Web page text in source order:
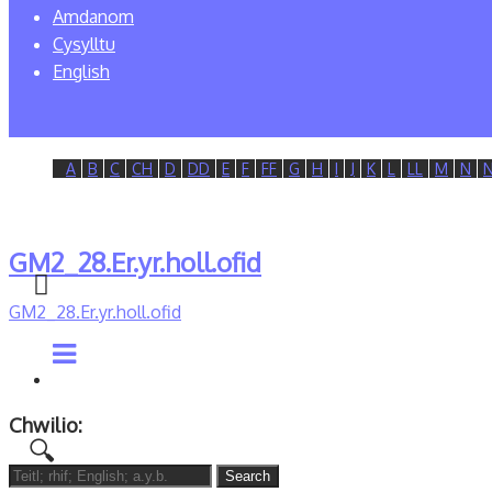
Amdanom
Cysylltu
English
A B C CH D DD E F FF G H I J K L LL M N
GM2_28.Er.yr.holl.ofid
GM2_28.Er.yr.holl.ofid
Chwilio:
Search